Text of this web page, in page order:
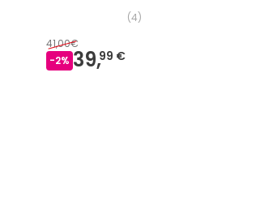
(4)
41,00€
-2% 39,99 €